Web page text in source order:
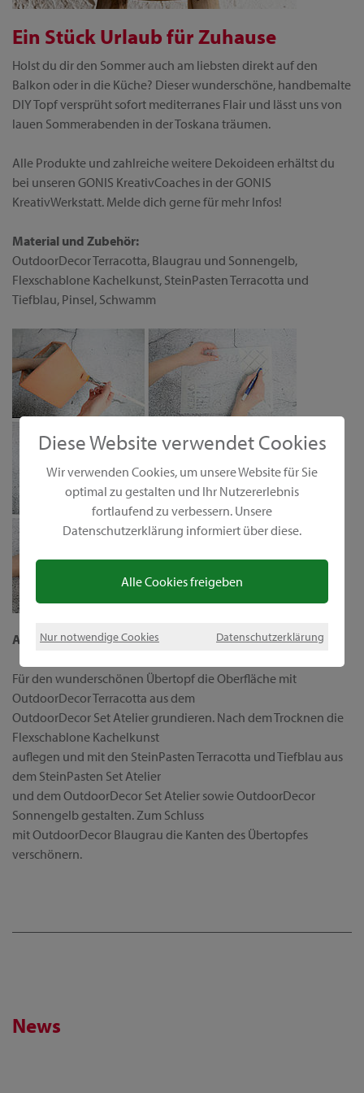
Diese Website verwendet Cookies
Wir verwenden Cookies, um unsere Website für Sie
optimal zu gestalten und Ihr Nutzererlebnis
fortlaufend zu verbessern. Unsere
Datenschutzerklärung informiert über diese.
Alle Cookies freigeben
Nur notwendige Cookies Datenschutzerklärung
Ein Stück Urlaub für Zuhause
Holst du dir den Sommer auch am liebsten direkt auf den
Balkon oder in die Küche? Dieser wunderschöne, handbemalte
DIY Topf versprüht sofort mediterranes Flair und lässt uns von
lauen Sommerabenden in der Toskana träumen.
Alle Produkte und zahlreiche weitere Dekoideen erhältst du
bei unseren GONIS KreativCoaches in der GONIS
KreativWerkstatt. Melde dich gerne für mehr Infos!
Material und Zubehör:
OutdoorDecor Terracotta, Blaugrau und Sonnengelb,
Flexschablone Kachelkunst, SteinPasten Terracotta und
Tiefblau, Pinsel, Schwamm
Anleitung:
Für den wunderschönen Übertopf die Oberfläche mit
OutdoorDecor Terracotta aus dem
OutdoorDecor Set Atelier grundieren. Nach dem Trocknen die
Flexschablone Kachelkunst
auflegen und mit den SteinPasten Terracotta und Tiefblau aus
dem SteinPasten Set Atelier
und dem OutdoorDecor Set Atelier sowie OutdoorDecor
Sonnengelb gestalten. Zum Schluss
mit OutdoorDecor Blaugrau die Kanten des Übertopfes
verschönern.
News